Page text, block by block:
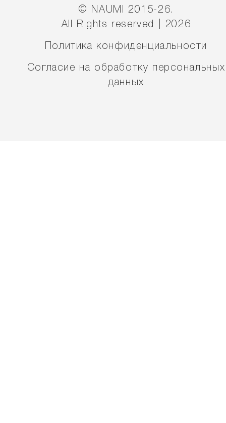
© NAUMI 2015-26.
All Rights reserved | 2026
Политика конфиденциальности
Согласие на обработку персональных
данных